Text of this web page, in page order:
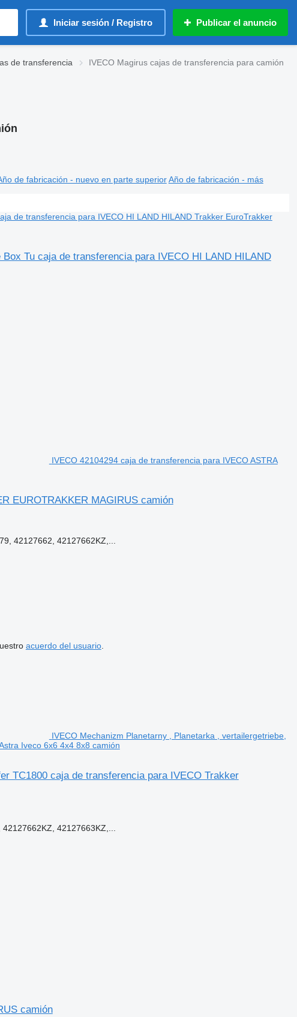
Iniciar sesión / Registro Publicar el anuncio
de transferencia IVECO Magirus cajas de transferencia para camión
de fabricación - nuevo en parte superior Año de fabricación - más
Tu caja de transferencia para IVECO HI LAND HILAND
IVECO 42104294 caja de transferencia para IVECO ASTRA
EUROTRAKKER MAGIRUS camión
42127662, 42127662KZ,...
acuerdo del usuario.
IVECO Mechanizm Planetarny , Planetarka , vertailergetriebe,
Iveco 6x6 4x4 8x8 camión
TC1800 caja de transferencia para IVECO Trakker
42127663KZ,...
camión